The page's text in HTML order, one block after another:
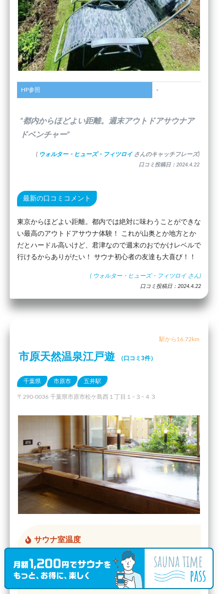
HP参照 -
”都内からほどよい距離。週末アウトドアサウナア
ドベンチャー”
( ウォルター・ヒューズ・フィツロイ さんのキャッチフレーズ)
口コミ投稿日：2024.4.22
最新の口コミコメント
東京からほどよい距離。都内では絶対に味わうことができな
い最高のアウトドアサウナ体験！ これが山奥とか地方とか
だとハードル高いけど、君津なので週末のおでかけレベルで
行けるからありがたい！ サウナ初心者の友達も大喜び！！
( ウォルター・ヒューズ・フィツロイ さん)
口コミ投稿日：2024.4.22
駅から16.72km
市原天然温泉江戸遊 （口コミ3件）
千葉県 市原市 五井駅
〒290-0036 千葉県市原市松ケ島西１丁目１−３−４３
サウナ室温度
80℃ 〜